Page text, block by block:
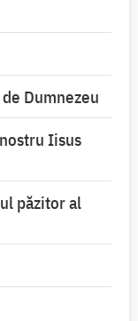
Dumnezeu
Iisus
păzitor al